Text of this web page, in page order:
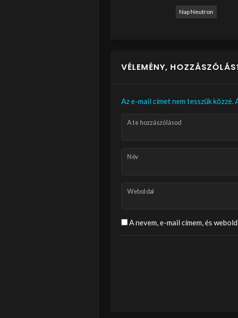
Nap Neutron
VÉLEMÉNY,
Az e-mail címet nem tesszük közzé.
A te hozzászólásod
Név
Weboldal
A nevem, e-mail címem, és